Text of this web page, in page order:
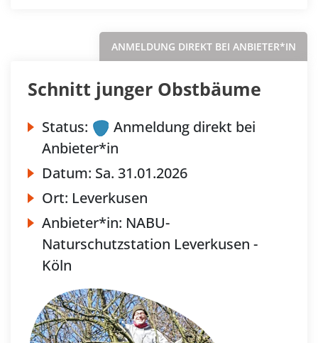
ANMELDUNG DIREKT BEI ANBIETER*IN
Schnitt junger Obstbäume
Status:
Anmeldung direkt bei
Anbieter*in
Datum: Sa. 31.01.2026
Ort: Leverkusen
Anbieter*in: NABU-
Naturschutzstation Leverkusen -
Köln